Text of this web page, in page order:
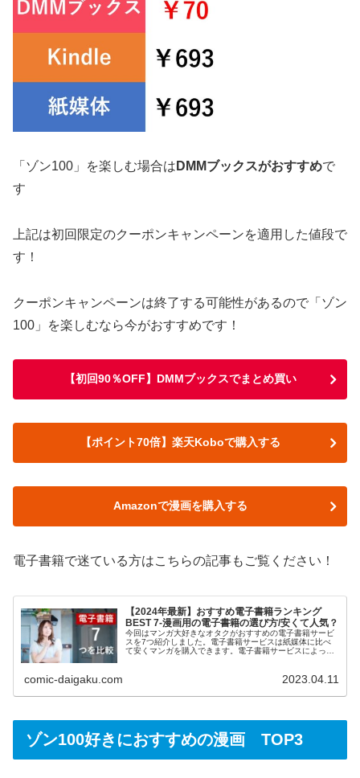
「ゾン100」を楽しむ場合は DMMブックスがおすすめで
す
上記は初回限定のクーポンキャンペーンを適用した値段で
す！
クーポンキャンペーンは終了する可能性があるので「ゾン
100」を楽しむなら今がおすすめです！
【初回90％OFF】DMMブックスでまとめ買い
【ポイント70倍】楽天Koboで購入する
Amazonで漫画を購入する
電子書籍で迷ている方はこちらの記事もご覧ください！
【2024年最新】おすすめ電子書籍ランキング
BEST 7-漫画用の電子書籍の選び方/安くて人気？
今回はマンガ大好きなオタクがおすすめの電子書籍サービ
スを7つ紹介しました。電子書籍サービスは紙媒体に比べ
て安くマンガを購入できます。電子書籍サービスによって
子書籍を知りたい方は是非こちらをご覧ください！
comic-daigaku.com 2023.04.11
ゾン100好きにおすすめの漫画 TOP3